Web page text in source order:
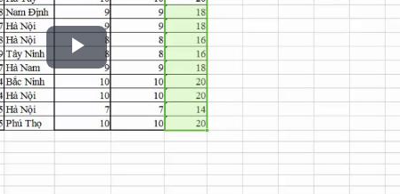
Play
Video